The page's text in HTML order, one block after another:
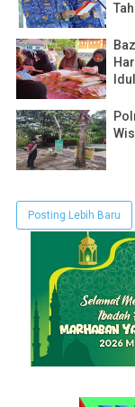
Posting Lebih Baru